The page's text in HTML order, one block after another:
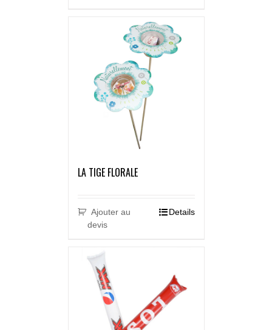
LA TIGE FLORALE
Ajouter au
devis
Details